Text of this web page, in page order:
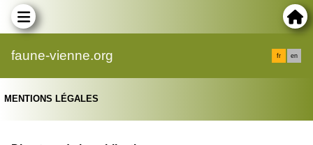
faune-vienne.org fr en
MENTIONS LÉGALES